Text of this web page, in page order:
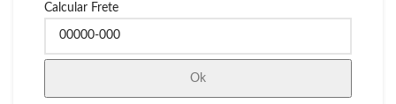
Calcular Frete
Ok